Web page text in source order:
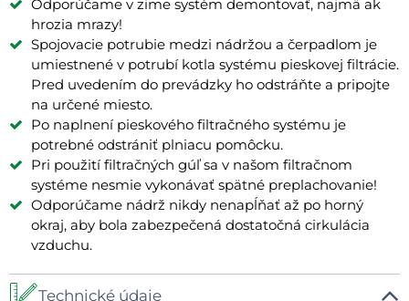
Odporúčame v zime systém demontovať, najmä ak
hrozia mrazy!
Spojovacie potrubie medzi nádržou a čerpadlom je
umiestnené v potrubí kotla systému pieskovej filtrácie.
Pred uvedením do prevádzky ho odstráňte a pripojte
na určené miesto.
Po naplnení pieskového filtračného systému je
potrebné odstrániť plniacu pomôcku.
Pri použití filtračných gúľ sa v našom filtračnom
systéme nesmie vykonávať spätné preplachovanie!
Odporúčame nádrž nikdy nenapĺňať až po horný
okraj, aby bola zabezpečená dostatočná cirkulácia
vzduchu.
Technické údaje